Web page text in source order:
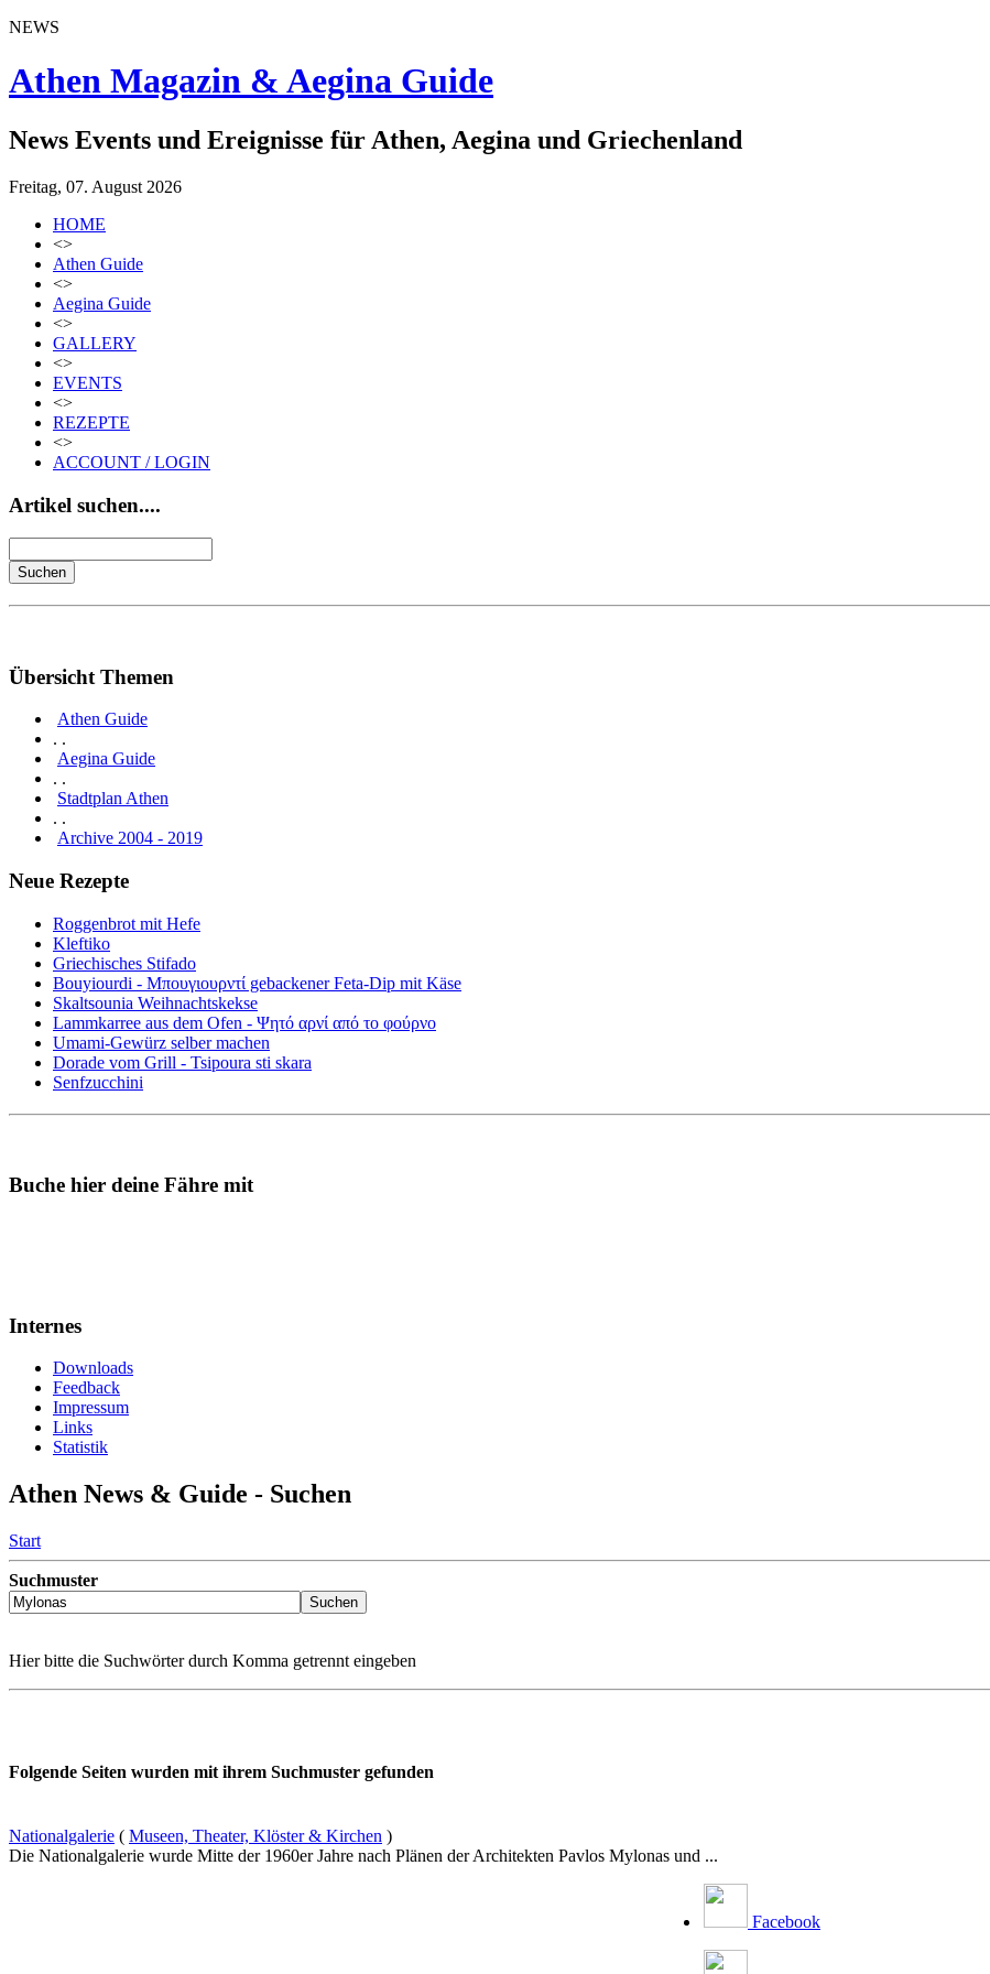
NEWS
Athen Magazin & Aegina Guide
News Events und Ereignisse für Athen, Aegina und Griechenland
Freitag, 07. August 2026
HOME
<>
Athen Guide
<>
Aegina Guide
<>
GALLERY
<>
EVENTS
<>
REZEPTE
<>
ACCOUNT / LOGIN
Artikel suchen....
Übersicht Themen
Athen Guide
. .
Aegina Guide
. .
Stadtplan Athen
. .
Archive 2004 - 2019
Neue Rezepte
Roggenbrot mit Hefe
Kleftiko
Griechisches Stifado
Bouyiourdi - Μπουγιουρντί gebackener Feta-Dip mit Käse
Skaltsounia Weihnachtskekse
Lammkarree aus dem Ofen - Ψητό αρνί από το φούρνο
Umami-Gewürz selber machen
Dorade vom Grill - Tsipoura sti skara
Senfzucchini
Buche hier deine Fähre mit
Internes
Downloads
Feedback
Impressum
Links
Statistik
Athen News & Guide - Suchen
Start
Suchmuster
Hier bitte die Suchwörter durch Komma getrennt eingeben
Folgende Seiten wurden mit ihrem Suchmuster gefunden
Nationalgalerie ( Museen, Theater, Klöster & Kirchen )
Die Nationalgalerie wurde Mitte der 1960er Jahre nach Plänen der Architekten Pavlos Mylonas und ...
Facebook